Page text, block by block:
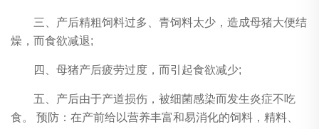
三、产后精粗饲料过多、青饲料太少，造成母猪大便结
燥，而食欲减退;
四、母猪产后疲劳过度，而引起食欲减少;
五、产后由于产道损伤，被细菌感染而发生炎症不吃
食。 预防：在产前给以营养丰富和易消化的饲料，精料、